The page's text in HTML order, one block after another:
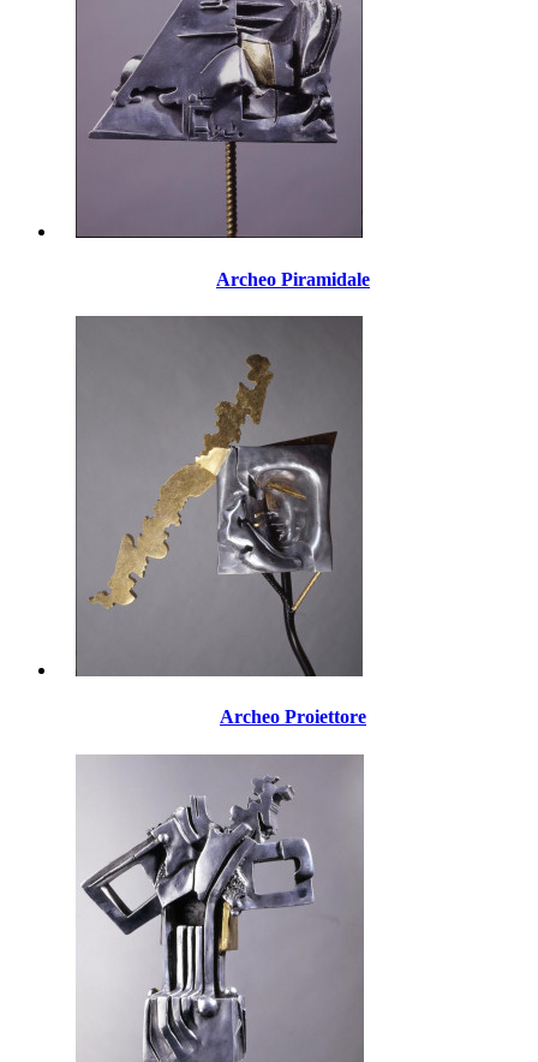
Archeo Piramidale
Archeo Proiettore